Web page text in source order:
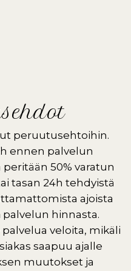
peruutusehtoihin.
ennen palvelun
50% varatun
tasan 24h tehdyistä
ajoista
palvelun hinnasta.
veloita, mikäli
saapuu ajalle
muutokset ja